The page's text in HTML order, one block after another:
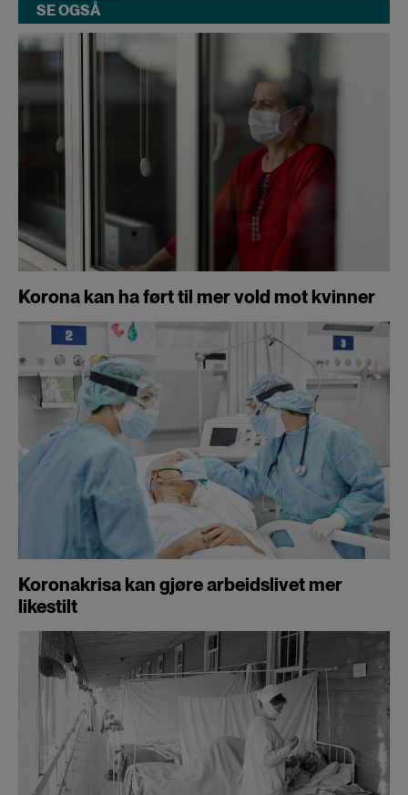
SE OGSÅ
Korona kan ha ført til mer vold mot kvinner
Koronakrisa kan gjøre arbeidslivet mer
likestilt